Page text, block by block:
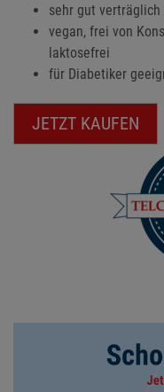
sehr gut
vegan, frei von
laktosefrei
für Diabetiker
JETZT KAUFEN